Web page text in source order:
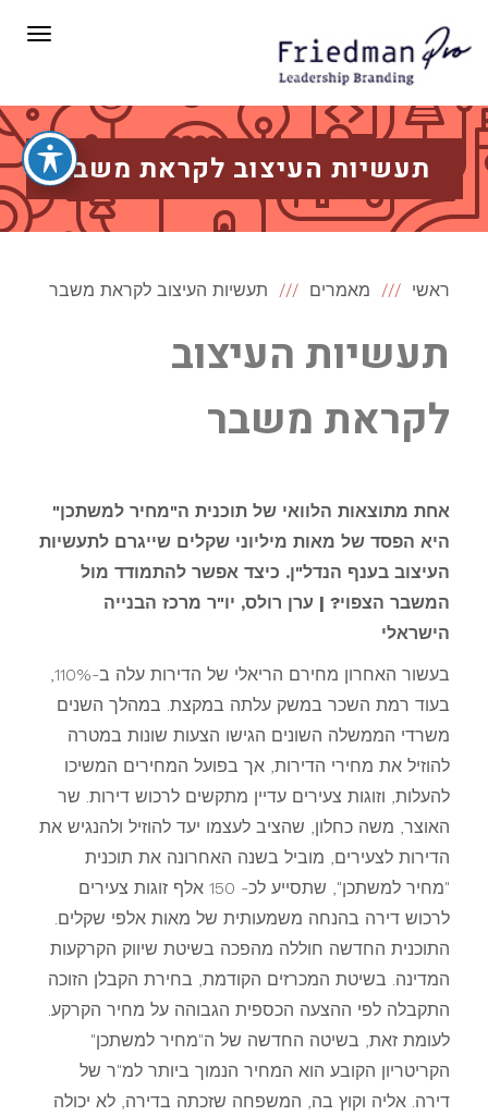
תעשיות העיצוב לקראת משבר
ראשי מאמרים תעשיות העיצוב לקראת משבר
תעשיות העיצוב
לקראת משבר
אחת מתוצאות הלוואי של תוכנית ה"מחיר למשתכן"
היא הפסד של מאות מיליוני שקלים שייגרם לתעשיות
העיצוב בענף הנדל"ן. כיצד אפשר להתמודד מול
המשבר הצפוי? | ערן רולס, יו"ר מרכז הבנייה
הישראלי
בעשור האחרון מחירם הריאלי של הדירות עלה ב-110%,
בעוד רמת השכר במשק עלתה במקצת. במהלך השנים
משרדי הממשלה השונים הגישו הצעות שונות במטרה
להוזיל את מחירי הדירות, אך בפועל המחירים המשיכו
להעלות, וזוגות צעירים עדיין מתקשים לרכוש דירות. שר
האוצר, משה כחלון, שהציב לעצמו יעד להוזיל ולהנגיש את
הדירות לצעירים, מוביל בשנה האחרונה את תוכנית
"מחיר למשתכן", שתסייע לכ- 150 אלף זוגות צעירים
לרכוש דירה בהנחה משמעותית של מאות אלפי שקלים.
התוכנית החדשה חוללה מהפכה בשיטת שיווק הקרקעות
המדינה. בשיטת המכרזים הקודמת, בחירת הקבלן הזוכה
התקבלה לפי ההצעה הכספית הגבוהה על מחיר הקרקע.
לעומת זאת, בשיטה החדשה של ה"מחיר למשתכן"
הקריטריון הקובע הוא המחיר הנמוך ביותר למ"ר של
דירה. אליה וקוץ בה, המשפחה שזכתה בדירה, לא יכולה